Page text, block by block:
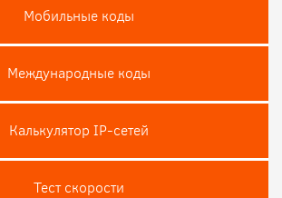
Мобильные коды
Международные коды
Калькулятор IP-сетей
Тест скороcти